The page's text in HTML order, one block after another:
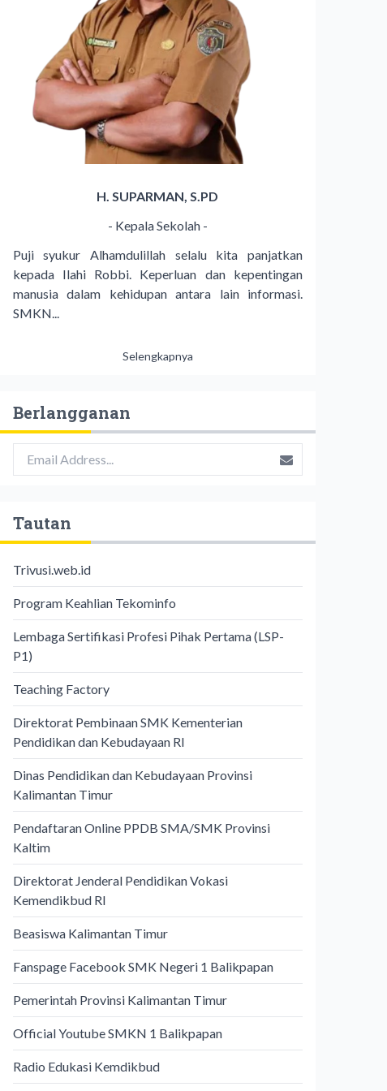
H. SUPARMAN, S.PD
- Kepala Sekolah -
Puji syukur Alhamdulillah selalu kita panjatkan
kepada Ilahi Robbi. Keperluan dan kepentingan
manusia dalam kehidupan antara lain informasi.
SMKN...
Selengkapnya
Berlangganan
Tautan
Trivusi.web.id
Program Keahlian Tekominfo
Lembaga Sertifikasi Profesi Pihak Pertama (LSP-
P1)
Teaching Factory
Direktorat Pembinaan SMK Kementerian
Pendidikan dan Kebudayaan RI
Dinas Pendidikan dan Kebudayaan Provinsi
Kalimantan Timur
Pendaftaran Online PPDB SMA/SMK Provinsi
Kaltim
Direktorat Jenderal Pendidikan Vokasi
Kemendikbud RI
Beasiswa Kalimantan Timur
Fanspage Facebook SMK Negeri 1 Balikpapan
Pemerintah Provinsi Kalimantan Timur
Official Youtube SMKN 1 Balikpapan
Radio Edukasi Kemdikbud